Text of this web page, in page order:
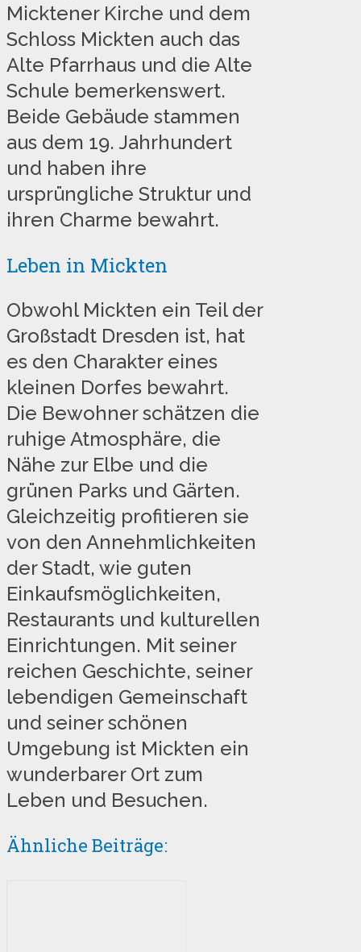
Micktener Kirche und dem
Schloss Mickten auch das
Alte Pfarrhaus und die Alte
Schule bemerkenswert.
Beide Gebäude stammen
aus dem 19. Jahrhundert
und haben ihre
ursprüngliche Struktur und
ihren Charme bewahrt.
Leben in Mickten
Obwohl Mickten ein Teil der
Großstadt Dresden ist, hat
es den Charakter eines
kleinen Dorfes bewahrt.
Die Bewohner schätzen die
ruhige Atmosphäre, die
Nähe zur Elbe und die
grünen Parks und Gärten.
Gleichzeitig profitieren sie
von den Annehmlichkeiten
der Stadt, wie guten
Einkaufsmöglichkeiten,
Restaurants und kulturellen
Einrichtungen. Mit seiner
reichen Geschichte, seiner
lebendigen Gemeinschaft
und seiner schönen
Umgebung ist Mickten ein
wunderbarer Ort zum
Leben und Besuchen.
Ähnliche Beiträge: